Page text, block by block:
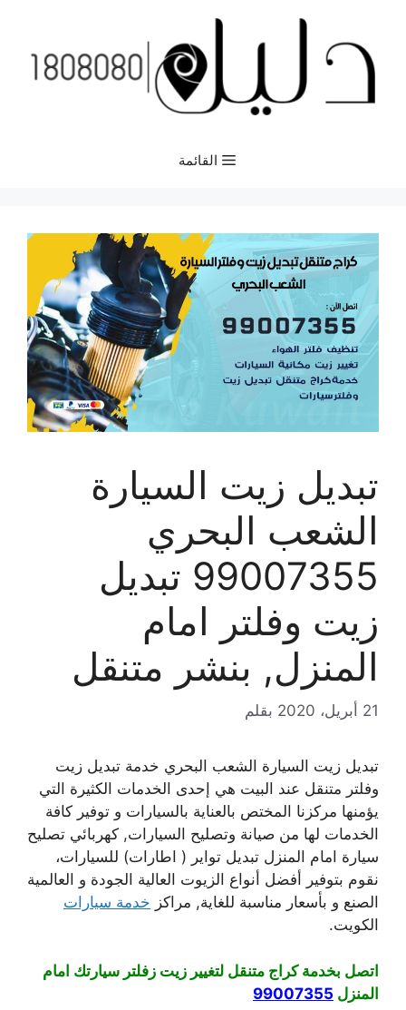
المحتوى
القائمة
تبديل زيت السيارة
الشعب البحري
99007355 تبديل
زيت وفلتر امام
المنزل, بنشر متنقل
21 أبريل، 2020 بقلم
تبديل زيت السيارة الشعب البحري خدمة تبديل زيت
وفلتر متنقل عند البيت هي إحدى الخدمات الكثيرة التي
يؤمنها مركزنا المختص بالعناية بالسيارات و توفير كافة
الخدمات لها من صيانة وتصليح السيارات, كهربائي تصليح
سيارة امام المنزل تبديل تواير ( اطارات) للسيارات،
نقوم بتوفير أفضل أنواع الزيوت العالية الجودة و العالمية
الصنع و بأسعار مناسبة للغاية, مراكز خدمة سيارات
الكويت.
اتصل بخدمة كراج متنقل لتغيير زيت زفلتر سيارتك امام
المنزل 99007355